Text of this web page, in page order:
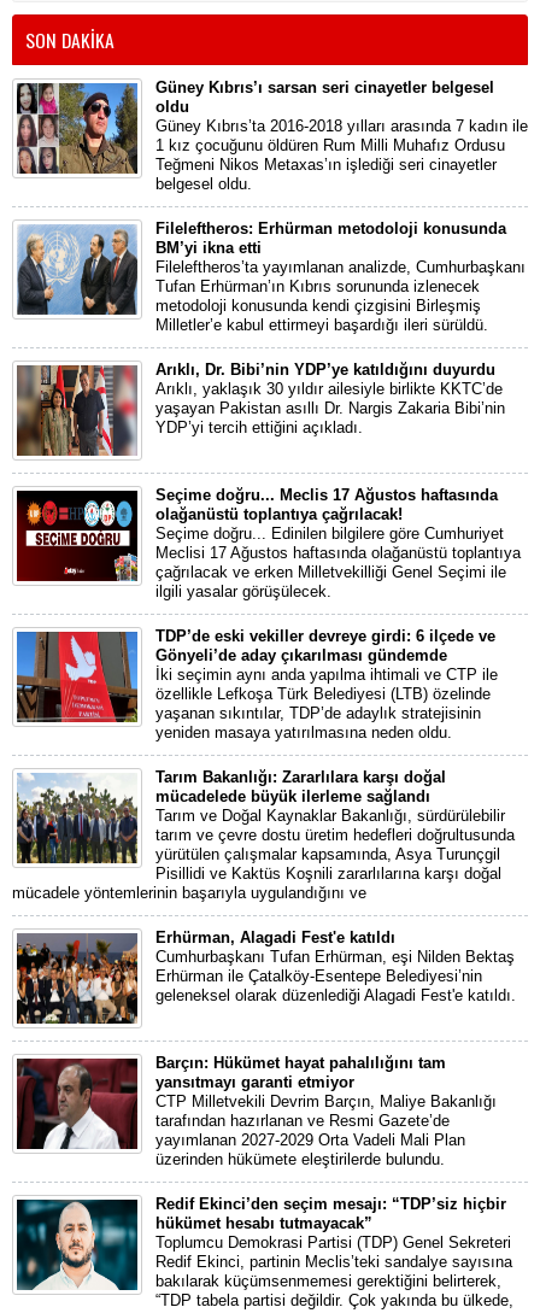
SON DAKİKA
Güney Kıbrıs’ı sarsan seri cinayetler belgesel
oldu
Güney Kıbrıs’ta 2016-2018 yılları arasında 7 kadın ile
1 kız çocuğunu öldüren Rum Milli Muhafız Ordusu
Teğmeni Nikos Metaxas’ın işlediği seri cinayetler
belgesel oldu.
Fileleftheros: Erhürman metodoloji konusunda
BM’yi ikna etti
Fileleftheros’ta yayımlanan analizde, Cumhurbaşkanı
Tufan Erhürman’ın Kıbrıs sorununda izlenecek
metodoloji konusunda kendi çizgisini Birleşmiş
Milletler’e kabul ettirmeyi başardığı ileri sürüldü.
Arıklı, Dr. Bibi’nin YDP’ye katıldığını duyurdu
Arıklı, yaklaşık 30 yıldır ailesiyle birlikte KKTC’de
yaşayan Pakistan asıllı Dr. Nargis Zakaria Bibi’nin
YDP’yi tercih ettiğini açıkladı.
Seçime doğru... Meclis 17 Ağustos haftasında
olağanüstü toplantıya çağrılacak!
Seçime doğru... Edinilen bilgilere göre Cumhuriyet
Meclisi 17 Ağustos haftasında olağanüstü toplantıya
çağrılacak ve erken Milletvekilliği Genel Seçimi ile
ilgili yasalar görüşülecek.
TDP’de eski vekiller devreye girdi: 6 ilçede ve
Gönyeli’de aday çıkarılması gündemde
İki seçimin aynı anda yapılma ihtimali ve CTP ile
özellikle Lefkoşa Türk Belediyesi (LTB) özelinde
yaşanan sıkıntılar, TDP’de adaylık stratejisinin
yeniden masaya yatırılmasına neden oldu.
Tarım Bakanlığı: Zararlılara karşı doğal
mücadelede büyük ilerleme sağlandı
Tarım ve Doğal Kaynaklar Bakanlığı, sürdürülebilir
tarım ve çevre dostu üretim hedefleri doğrultusunda
yürütülen çalışmalar kapsamında, Asya Turunçgil
Pisillidi ve Kaktüs Koşnili zararlılarına karşı doğal
mücadele yöntemlerinin başarıyla uygulandığını ve
Erhürman, Alagadi Fest'e katıldı
Cumhurbaşkanı Tufan Erhürman, eşi Nilden Bektaş
Erhürman ile Çatalköy-Esentepe Belediyesi’nin
geleneksel olarak düzenlediği Alagadi Fest'e katıldı.
Barçın: Hükümet hayat pahalılığını tam
yansıtmayı garanti etmiyor
CTP Milletvekili Devrim Barçın, Maliye Bakanlığı
tarafından hazırlanan ve Resmi Gazete’de
yayımlanan 2027-2029 Orta Vadeli Mali Plan
üzerinden hükümete eleştirilerde bulundu.
Redif Ekinci’den seçim mesajı: “TDP’siz hiçbir
hükümet hesabı tutmayacak”
Toplumcu Demokrasi Partisi (TDP) Genel Sekreteri
Redif Ekinci, partinin Meclis’teki sandalye sayısına
bakılarak küçümsenmemesi gerektiğini belirterek,
“TDP tabela partisi değildir. Çok yakında bu ülkede,